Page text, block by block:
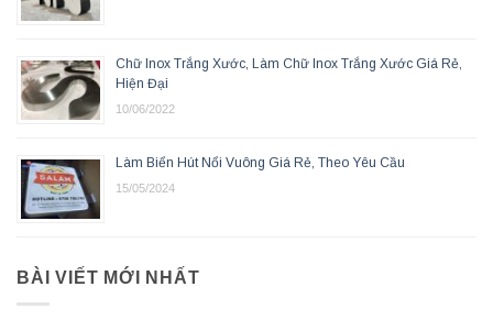
Chữ Inox Trắng Xước, Làm Chữ Inox Trắng Xước Giá Rẻ,
Hiện Đại
10/06/2022
Làm Biển Hút Nổi Vuông Giá Rẻ, Theo Yêu Cầu
15/05/2024
BÀI VIẾT MỚI NHẤT